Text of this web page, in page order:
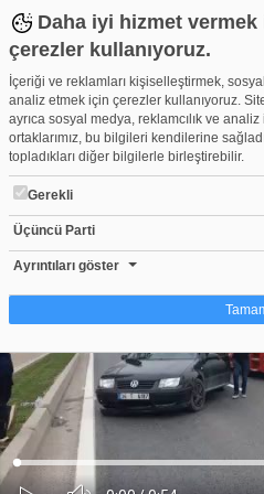
Daha iyi hizmet
çerezler kullanıyoruz.
İçeriği ve reklamları kişiselleştirmek,
analiz etmek için çerezler kullanıyoruz.
ayrıca sosyal medya, reklamcılık ve
ortaklarımız, bu bilgileri kendilerine
topladıkları diğer bilgilerle birleştirebilir.
Gerekli
Üçüncü Parti
Ayrıntıları göster
Çerez nedir?
Çerezler, web-sitelerinin, kullanıcıların
amacıyla kullandığı küçük metin
işletilmesi için kesinlikle gerekli olan
Diğer çerez türleri için sizden izin almamız
kullanmaktadır. Bazı çerezler,
tarafından yerleştirilir. İzniniz şu alanlar
Ses
Yüklendi:
Yükleniyor:
Bursa'da otomobil bariyere çarptı!